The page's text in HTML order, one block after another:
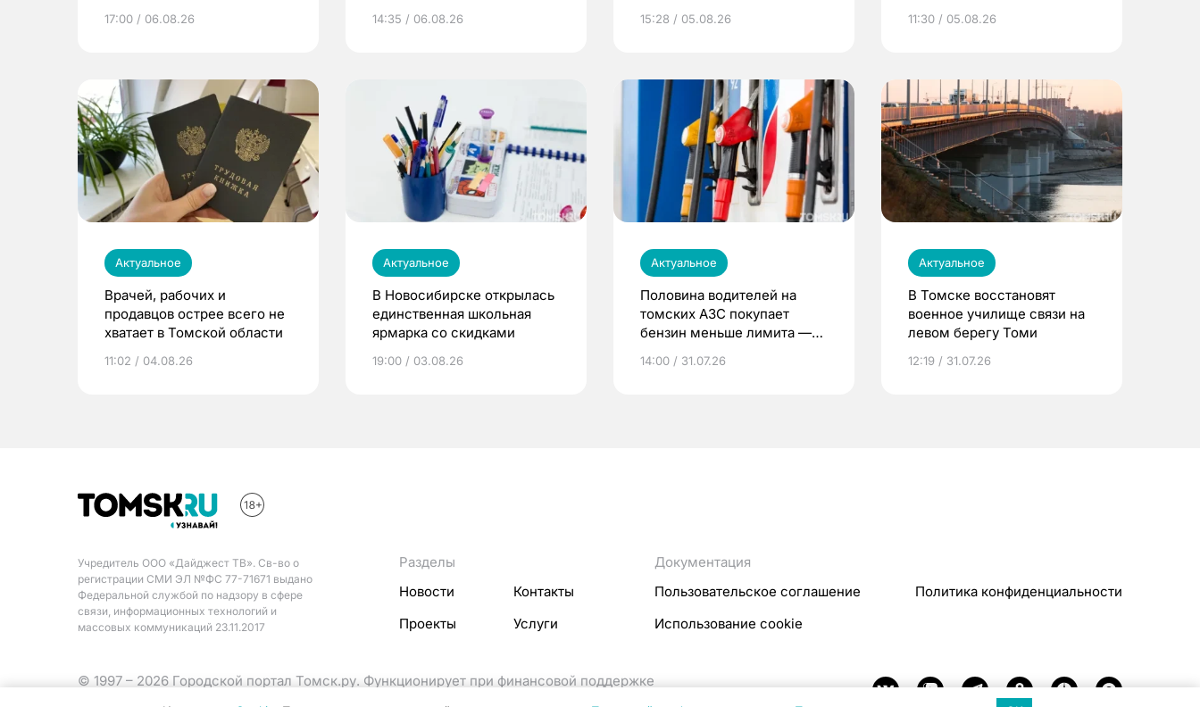
17:00 / 06.08.26 14:35 / 06.08.26 15:28 / 05.08.26 11:30 / 05.08.26
Актуальное
Врачей, рабочих и
продавцов острее всего не
хватает в Томской области
11:02 / 04.08.26
Актуальное
В Новосибирске открылась
единственная школьная
ярмарка со скидками
19:00 / 03.08.26
Актуальное
Половина водителей на
томских АЗС покупает
бензин меньше лимита —
14:00 / 31.07.26
Актуальное
В Томске восстановят
военное училище связи на
левом берегу Томи
12:19 / 31.07.26
Учредитель ООО «Дайджест ТВ». Св-во о
регистрации СМИ ЭЛ №ФС 77-71671 выдано
Федеральной службой по надзору в сфере
связи, информационных технологий и
массовых коммуникаций 23.11.2017
Разделы
Новости
Контакты
Проекты
Услуги
Документация
Пользовательское соглашение
Политика конфиденциальности
Использование cookie
© 1997 – 2026 Городской портал Томск.ру. Функционирует при финансовой поддержке